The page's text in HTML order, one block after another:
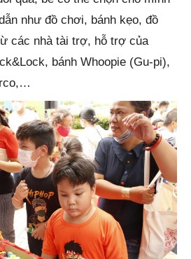
như đồ chơi, bánh kẹo, đồ
các nhà tài trợ, hỗ trợ của
bánh Whoopie (Gu-pi),